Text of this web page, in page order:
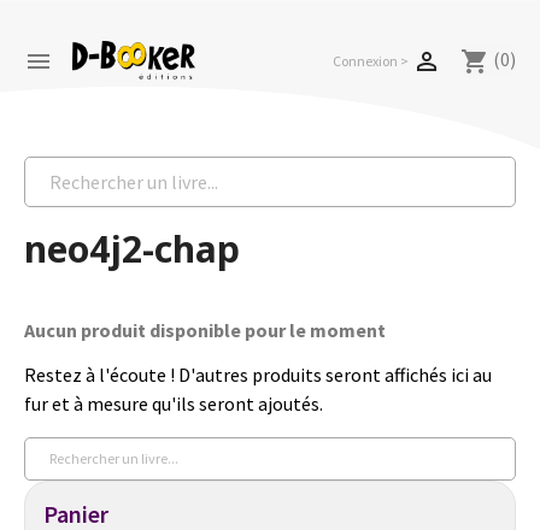
 Connexion >  shopping_cart (0)
neo4j2-chap
Aucun produit disponible pour le moment
Restez à l'écoute ! D'autres produits seront affichés ici au
fur et à mesure qu'ils seront ajoutés.
Panier